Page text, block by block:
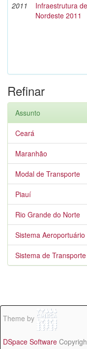
2011
Infraestrutura
Nordeste 2011
Refinar
Assunto
Ceará
Maranhão
Modal de Transporte
Piauí
Rio Grande do Norte
Sistema Aeroportuário
Sistema de Transporte
Theme by
DSpace Software